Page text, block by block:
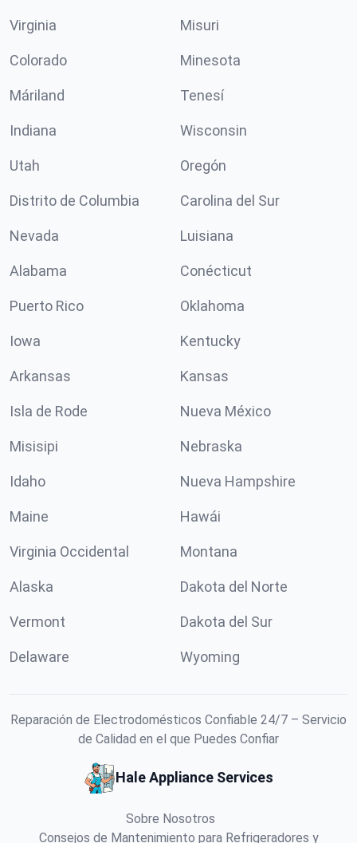
Virginia Misuri
Colorado Minesota
Máriland Tenesí
Indiana Wisconsin
Utah Oregón
Distrito de Columbia Carolina del Sur
Nevada Luisiana
Alabama Conécticut
Puerto Rico Oklahoma
Iowa Kentucky
Arkansas Kansas
Isla de Rode Nueva México
Misisipi Nebraska
Idaho Nueva Hampshire
Maine Hawái
Virginia Occidental Montana
Alaska Dakota del Norte
Vermont Dakota del Sur
Delaware Wyoming
Reparación de Electrodomésticos Confiable 24/7 – Servicio
de Calidad en el que Puedes Confiar
Hale Appliance Services
Sobre Nosotros
Consejos de Mantenimiento para Refrigeradores y